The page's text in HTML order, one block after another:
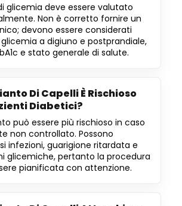
glicemia deve essere valutato
Non è corretto fornire un
devono essere considerati
a digiuno e postprandiale,
e stato generale di salute.
Di Capelli È Rischioso
Diabetici?
può essere più rischioso in caso
non controllato. Possono
infezioni, guarigione ritardata e
glicemiche, pertanto la procedura
pianificata con attenzione.